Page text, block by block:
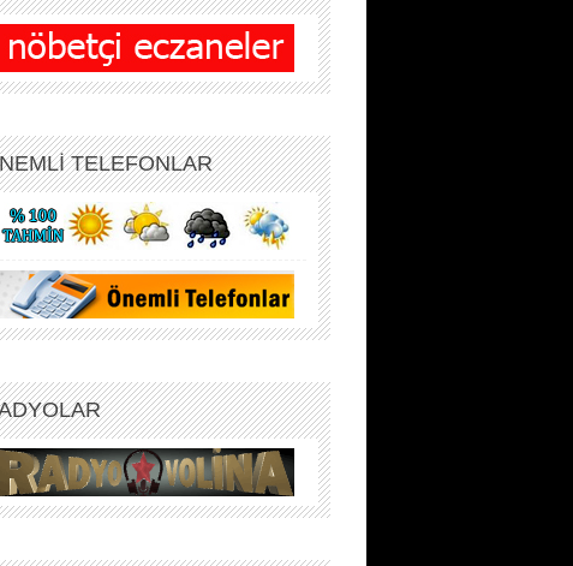
TELEFONLAR